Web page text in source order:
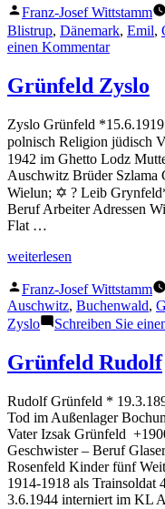
Veröffentlicht
von
Franz-Josef Wittstamm
Blistrup, Dänemark, Emil,
einen Kommentarzu
Emil
Grünfeld Zyslo
Zyslo Grünfeld
polnisch Religion jüdisch
1942 im Ghetto Lodz
Auschwitz Brüder
Wielun; ✡ ? Leib
Beruf Arbeiter Adressen
Flat …
„Grünfeld
weiterlesen
Veröffentlicht
von
Franz-Josef Wittstamm
Auschwitz, Buchenwald,
Zyslo
Schreiben Sie
Grünfeld Rudolf
Rudolf Grünfeld *
Tod im Außenlager
Vater Izsak Grünfeld
Geschwister – Beruf
Rosenfeld Kinder fünf
1914-1918 als Trainsoldat
3.6.1944 interniert im KL